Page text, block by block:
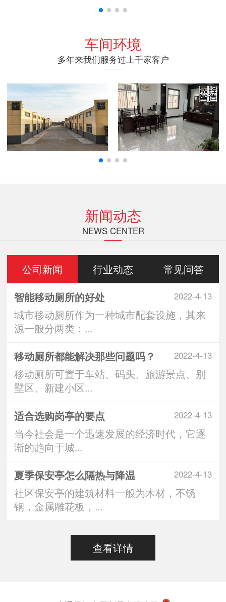
车间环境
多年来我们服务过上千家客户
新闻动态
NEWS CENTER
公司新闻 行业动态 常见问答
2022-4-13
智能移动厕所的好处
城市移动厕所作为一种城市配套设施，其来
源一般分两类：...
2022-4-13
移动厕所都能解决那些问题吗？
移动厕所可置于车站、码头、旅游景点、别
墅区、新建小区...
2022-4-13
适合选购岗亭的要点
当今社会是一个迅速发展的经济时代，它逐
渐的趋向于城...
2022-4-13
夏季保安亭怎么隔热与降温
社区保安亭的建筑材料一般为木材，不锈
钢，金属雕花板，...
查看详情